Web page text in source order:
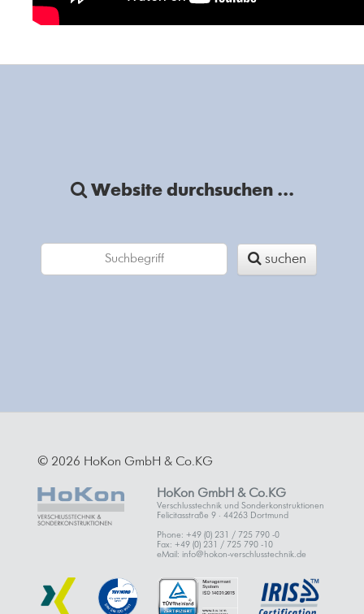
Website durchsuchen ...
suchen
© 2026 HoKon GmbH & Co.KG
HoKon GmbH & Co.KG
Verschlusstechnik und Sonderkonstruktionen
Felicitasstraße 9 · 44263 Dortmund
Phone: +49 (0) 231 / 725 790 -0
Fax: +49 (0) 231 / 725 790 -10
eMail: info@hokon-verschlusstechnik.de